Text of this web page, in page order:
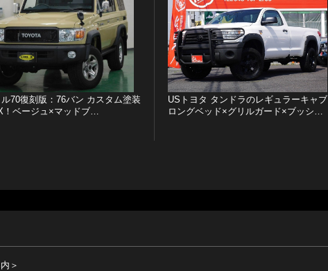
70復刻版：76バン カスタム塗装
！ベージュ×マッドブ…
USトヨタ タンドラのレギュラーキャブ
ロングベッド×グリルガード×ブッシ…
＞